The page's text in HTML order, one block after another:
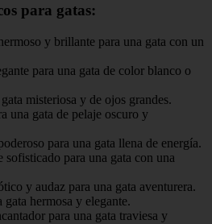
para gatas:
y brillante para una gata con un
para una gata de color blanco o
misteriosa y de ojos grandes.
una gata de pelaje oscuro y
para una gata llena de energía.
sofisticado para una gata con una
y audaz para una gata aventurera.
gata hermosa y elegante.
para una gata traviesa y